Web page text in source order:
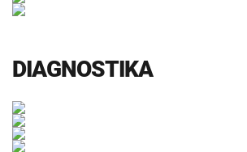
DIAGNOSTIKA